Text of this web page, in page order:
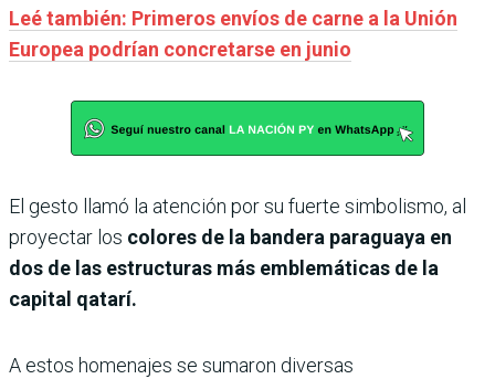
Leé también: Primeros envíos de carne a la Unión
Europea podrían concretarse en junio
El gesto llamó la atención por su fuerte simbolismo, al
proyectar los colores de la bandera paraguaya en
dos de las estructuras más emblemáticas de la
capital qatarí.
A estos homenajes se sumaron diversas